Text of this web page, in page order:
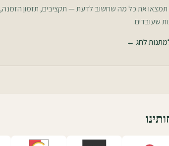
את כל מה שחשוב לדעת — תקציבים, תזמון הזמנה,
שעובדים.
לחג ←